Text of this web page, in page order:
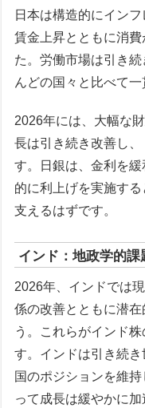
日本は構造的にイン
賃金上昇とともに消
た。労働市場は引き
んどの国々と比べて一
2026年には、大幅な
長は引き続き改善し
す。日銀は、金利を
的に利上げを実施す
支えるはずです。
インド：地政学的
2026年、インドでは
係の改善とともに潜
う。これらがインド
す。インドは引き続
国のポジションを維
って成長は緩やかに